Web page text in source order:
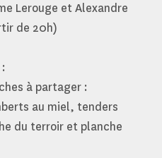
Lerouge et Alexandre
de 20h)
à partager :
au miel, tenders
du terroir et planche